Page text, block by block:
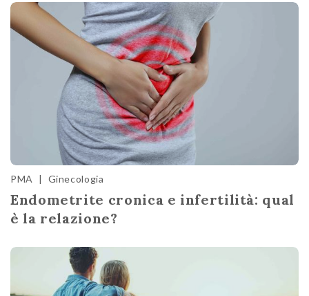
PMA | Ginecologia
Endometrite cronica e infertilità: qual
è la relazione?